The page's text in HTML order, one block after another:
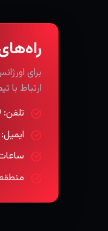
برای
ارتباط با
تلفن: ⁦(408) 639-5349⁩
ایمیل: info@uscrestoration.com
ساعات کاری: ۲۴